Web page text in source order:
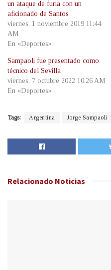
un ataque de furia con un
aficionado de Santos
viernes, 1 noviembre 2019 11:44
AM
En «Deportes»
Sampaoli fue presentado como
técnico del Sevilla
viernes, 7 octubre 2022 10:26 AM
En «Deportes»
Tags: Argentina Jorge Sampaoli
Relacionado Noticias